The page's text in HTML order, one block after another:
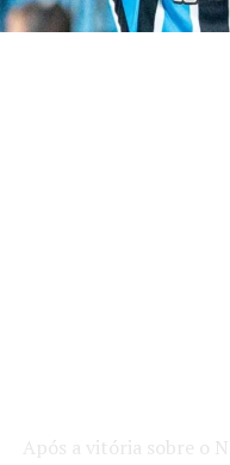
Após a vitória sobre o